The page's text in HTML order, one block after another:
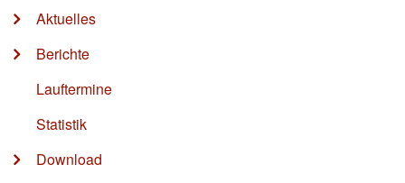
Aktuelles
Berichte
Lauftermine
Statistik
Download